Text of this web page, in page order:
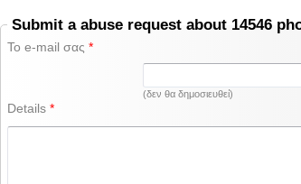
Submit a abuse request about 14546
Το e-mail σας*
(δεν θα δημοσιευθεί)
Details*